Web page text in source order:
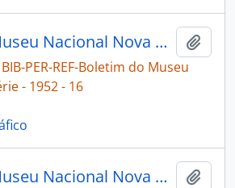
[Boletim do Museu Nacional Nova Série: Geologia]
BIB-PER-REF-Boletim do Museu
- 1952 - 16
[Boletim do Museu Nacional Nova Série: Geologia]